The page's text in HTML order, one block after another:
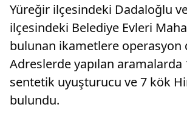
Yüreğir ilçesindeki Dadaloğlu
ilçesindeki Belediye Evleri
bulunan ikametlere operasyon
Adreslerde yapılan aramalarda
sentetik uyuşturucu ve 7 kök
bulundu.